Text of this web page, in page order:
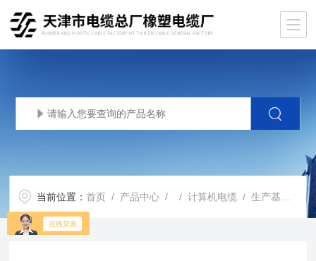
当前位置：首页 / 产品中心 / /计算机电缆 / 生产基地DJYVP4*2*1.5电缆DJYVP4*2*0.75计算机电缆